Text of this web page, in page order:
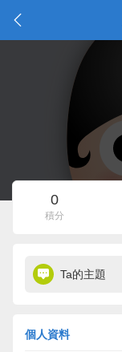
0
積分
Ta的主題
個人資料